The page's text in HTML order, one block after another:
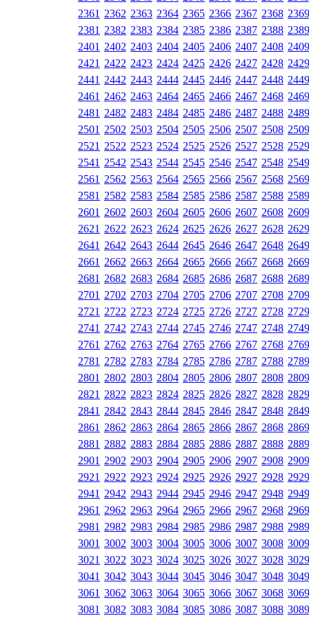
2361 2362 2363 2364 2365 2366 2367 2368 2369
2381 2382 2383 2384 2385 2386 2387 2388 2389
2401 2402 2403 2404 2405 2406 2407 2408 2409
2421 2422 2423 2424 2425 2426 2427 2428 2429
2441 2442 2443 2444 2445 2446 2447 2448 2449
2461 2462 2463 2464 2465 2466 2467 2468 2469
2481 2482 2483 2484 2485 2486 2487 2488 2489
2501 2502 2503 2504 2505 2506 2507 2508 2509
2521 2522 2523 2524 2525 2526 2527 2528 2529
2541 2542 2543 2544 2545 2546 2547 2548 2549
2561 2562 2563 2564 2565 2566 2567 2568 2569
2581 2582 2583 2584 2585 2586 2587 2588 2589
2601 2602 2603 2604 2605 2606 2607 2608 2609
2621 2622 2623 2624 2625 2626 2627 2628 2629
2641 2642 2643 2644 2645 2646 2647 2648 2649
2661 2662 2663 2664 2665 2666 2667 2668 2669
2681 2682 2683 2684 2685 2686 2687 2688 2689
2701 2702 2703 2704 2705 2706 2707 2708 2709
2721 2722 2723 2724 2725 2726 2727 2728 2729
2741 2742 2743 2744 2745 2746 2747 2748 2749
2761 2762 2763 2764 2765 2766 2767 2768 2769
2781 2782 2783 2784 2785 2786 2787 2788 2789
2801 2802 2803 2804 2805 2806 2807 2808 2809
2821 2822 2823 2824 2825 2826 2827 2828 2829
2841 2842 2843 2844 2845 2846 2847 2848 2849
2861 2862 2863 2864 2865 2866 2867 2868 2869
2881 2882 2883 2884 2885 2886 2887 2888 2889
2901 2902 2903 2904 2905 2906 2907 2908 2909
2921 2922 2923 2924 2925 2926 2927 2928 2929
2941 2942 2943 2944 2945 2946 2947 2948 2949
2961 2962 2963 2964 2965 2966 2967 2968 2969
2981 2982 2983 2984 2985 2986 2987 2988 2989
3001 3002 3003 3004 3005 3006 3007 3008 3009
3021 3022 3023 3024 3025 3026 3027 3028 3029
3041 3042 3043 3044 3045 3046 3047 3048 3049
3061 3062 3063 3064 3065 3066 3067 3068 3069
3081 3082 3083 3084 3085 3086 3087 3088 3089